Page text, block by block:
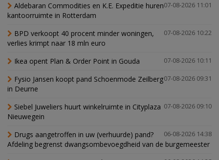
07-08-2026 11:01
Aldebaran Commodities en K.E. Expeditie huren
kantoorruimte in Rotterdam
07-08-2026 10:22
BPD verkoopt 40 procent minder woningen,
verlies krimpt naar 18 mln euro
07-08-2026 10:11
Ikea opent Plan & Order Point in Gouda
07-08-2026 09:31
Fysio Jansen koopt pand Schoenmode Zeilberg
in Deurne
07-08-2026 09:10
Siebel Juweliers huurt winkelruimte in Cityplaza
Nieuwegein
06-08-2026 14:38
Drugs aangetroffen in uw (verhuurde) pand?
Afdeling begrenst dwangsombevoegdheid van de burgemeester